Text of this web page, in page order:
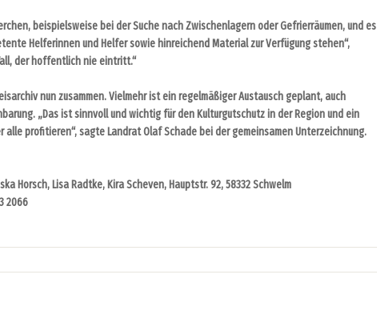
beispielsweise bei der Suche nach Zwischenlagern oder Gefrierräumen, und es
Helferinnen und Helfer sowie hinreichend Material zur Verfügung stehen“,
der hoffentlich nie eintritt.“
nun zusammen. Vielmehr ist ein regelmäßiger Austausch geplant, auch
„Das ist sinnvoll und wichtig für den Kulturgutschutz in der Region und ein
profitieren“, sagte Landrat Olaf Schade bei der gemeinsamen Unterzeichnung.
Horsch, Lisa Radtke, Kira Scheven, Hauptstr. 92, 58332 Schwelm
2066